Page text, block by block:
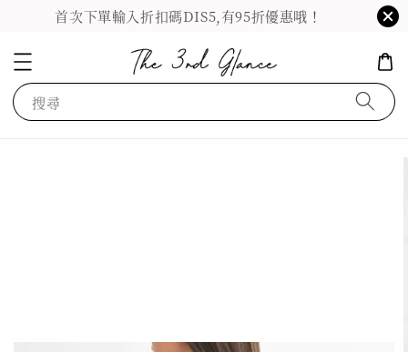
首次下單輸入折扣碼DIS5,有95折優惠哦！
搜尋